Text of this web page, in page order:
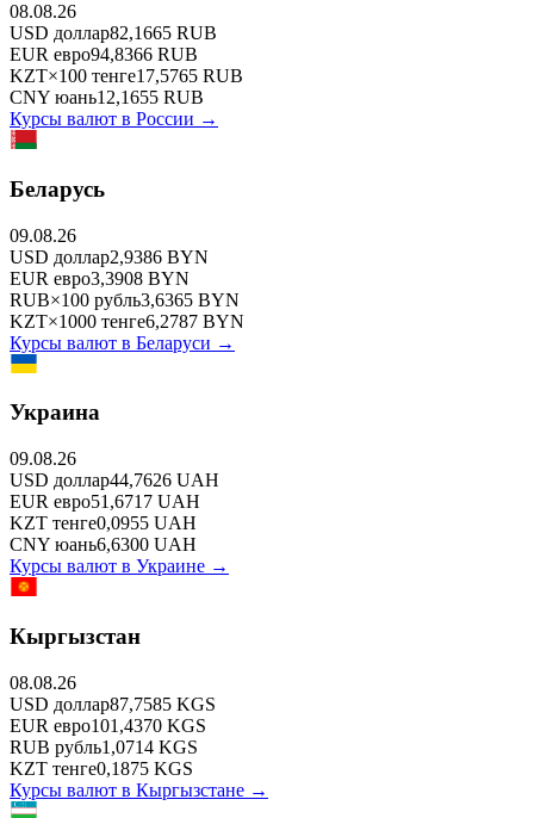
08.08.26
USD доллар82,1665 RUB
EUR евро94,8366 RUB
KZT×100 тенге17,5765 RUB
CNY юань12,1655 RUB
Курсы валют в России →
Беларусь
09.08.26
USD доллар2,9386 BYN
EUR евро3,3908 BYN
RUB×100 рубль3,6365 BYN
KZT×1000 тенге6,2787 BYN
Курсы валют в Беларуси →
Украина
09.08.26
USD доллар44,7626 UAH
EUR евро51,6717 UAH
KZT тенге0,0955 UAH
CNY юань6,6300 UAH
Курсы валют в Украине →
Кыргызстан
08.08.26
USD доллар87,7585 KGS
EUR евро101,4370 KGS
RUB рубль1,0714 KGS
KZT тенге0,1875 KGS
Курсы валют в Кыргызстане →